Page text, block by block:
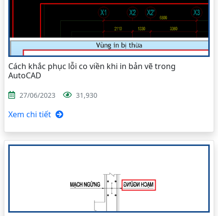
Cách khắc phục lỗi co viền khi in bản vẽ trong
AutoCAD
27/06/2023 31,930
Xem chi tiết